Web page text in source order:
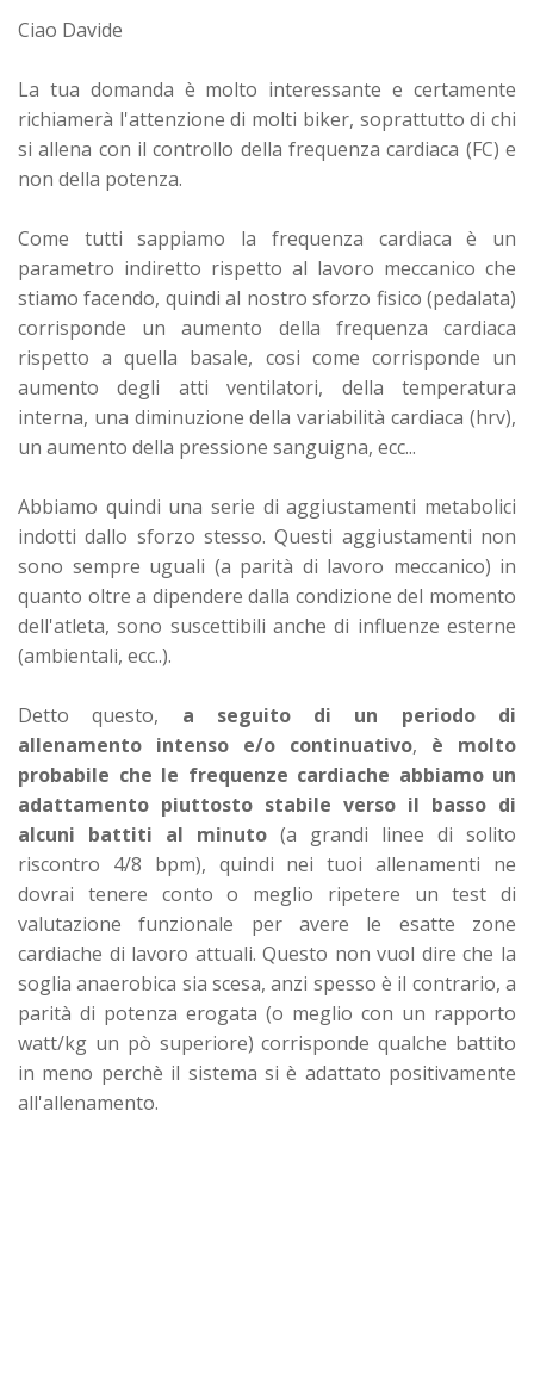
Ciao Davide
La tua domanda è molto interessante e certamente
richiamerà l'attenzione di molti biker, soprattutto di chi
si allena con il controllo della frequenza cardiaca (FC) e
non della potenza.
Come tutti sappiamo la frequenza cardiaca è un
parametro indiretto rispetto al lavoro meccanico che
stiamo facendo, quindi al nostro sforzo fisico (pedalata)
corrisponde un aumento della frequenza cardiaca
rispetto a quella basale, cosi come corrisponde un
aumento degli atti ventilatori, della temperatura
interna, una diminuzione della variabilità cardiaca (hrv),
un aumento della pressione sanguigna, ecc...
Abbiamo quindi una serie di aggiustamenti metabolici
indotti dallo sforzo stesso. Questi aggiustamenti non
sono sempre uguali (a parità di lavoro meccanico) in
quanto oltre a dipendere dalla condizione del momento
dell'atleta, sono suscettibili anche di influenze esterne
(ambientali, ecc..).
Detto questo, a seguito di un periodo di
allenamento intenso e/o continuativo, è molto
probabile che le frequenze cardiache abbiamo un
adattamento piuttosto stabile verso il basso di
alcuni battiti al minuto (a grandi linee di solito
riscontro 4/8 bpm), quindi nei tuoi allenamenti ne
dovrai tenere conto o meglio ripetere un test di
valutazione funzionale per avere le esatte zone
cardiache di lavoro attuali. Questo non vuol dire che la
soglia anaerobica sia scesa, anzi spesso è il contrario, a
parità di potenza erogata (o meglio con un rapporto
watt/kg un pò superiore) corrisponde qualche battito
in meno perchè il sistema si è adattato positivamente
all'allenamento.